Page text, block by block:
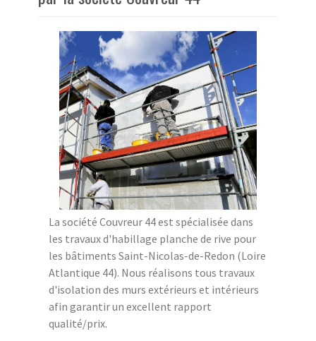
La société Couvreur 44 est spécialisée dans
les travaux d'habillage planche de rive pour
les bâtiments Saint-Nicolas-de-Redon (Loire
Atlantique 44). Nous réalisons tous travaux
d'isolation des murs extérieurs et intérieurs
afin garantir un excellent rapport
qualité/prix.